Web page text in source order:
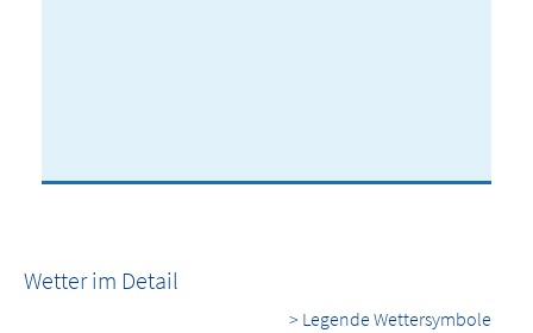
Wetter im Detail
> Legende Wettersymbole